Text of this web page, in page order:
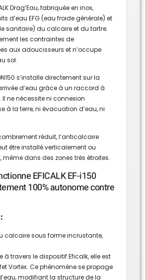
Drag’Eau, fabriquée en inox,
d’eau EFG (eau froide générale) et
sanitaire) du calcaire et du tartre.
les contraintes de
aux adoucisseurs et n’occupe
sol.
s’installe directement sur la
d’eau grâce à un raccord à
ne nécessite ni connexion
à la terre, ni évacuation d’eau, ni
réduit, l’anticalcaire
être installé verticalement ou
même dans des zones très étroites.
EFICALK EF-i150
100% autonome contre
calcaire sous forme incrustante,
à travers le dispositif Eficalk, elle est
Vortex. Ce phénomène se propage
modifiant la structure de la